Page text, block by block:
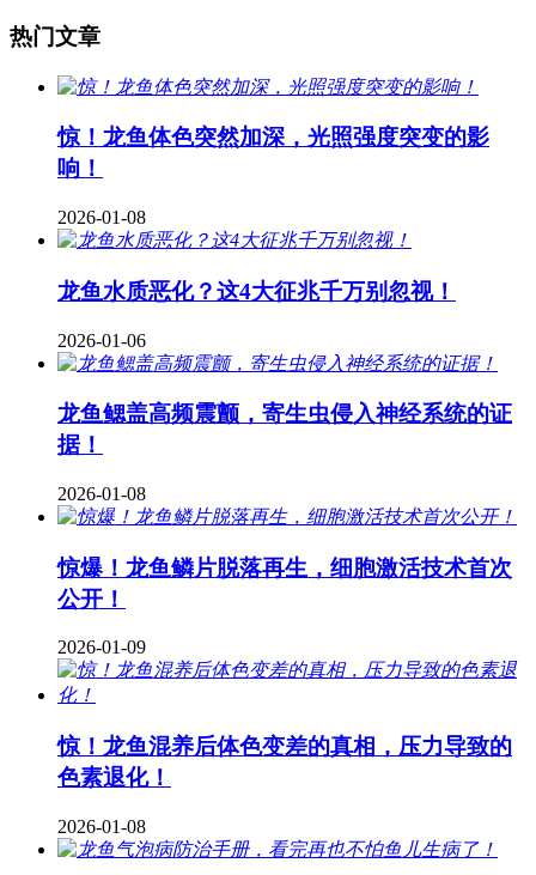
热门文章
惊！龙鱼体色突然加深，光照强度突变的影
响！
2026-01-08
龙鱼水质恶化？这4大征兆千万别忽视！
2026-01-06
龙鱼鳃盖高频震颤，寄生虫侵入神经系统的证
据！
2026-01-08
惊爆！龙鱼鳞片脱落再生，细胞激活技术首次
公开！
2026-01-09
惊！龙鱼混养后体色变差的真相，压力导致的
色素退化！
2026-01-08